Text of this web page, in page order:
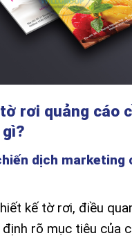
rơi quảng cáo
dịch marketing
kế tờ rơi, điều
rõ mục tiêu của